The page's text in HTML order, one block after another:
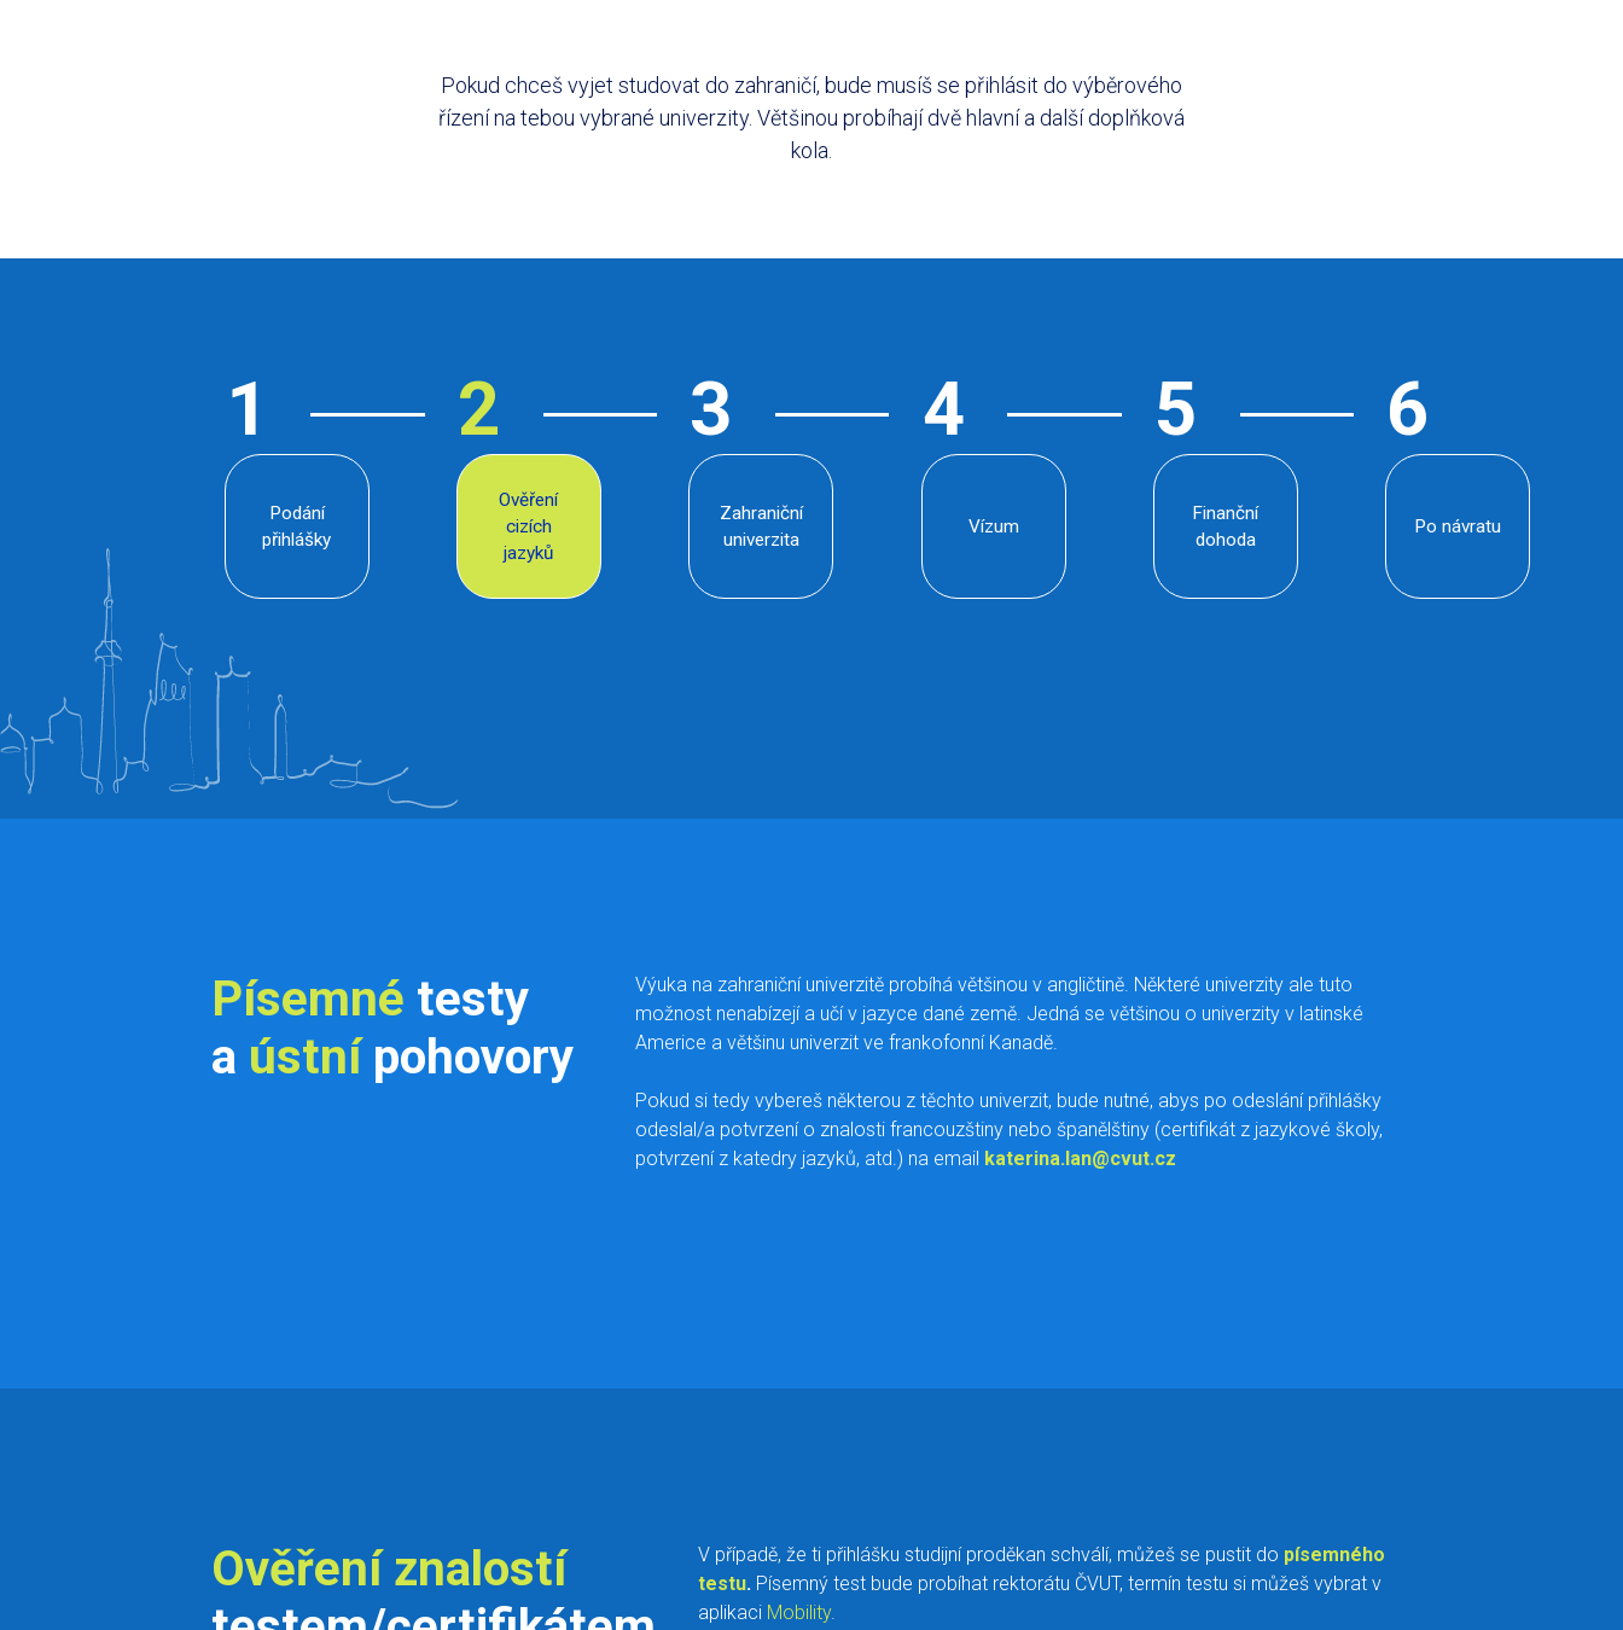
Pokud chceš vyjet studovat do zahraničí, bude musíš se přihlásit do výběrového
řízení na tebou vybrané univerzity. Většinou probíhají dvě hlavní a další doplňková
kola.
Podání
přihlášky
Ověření
cizích
jazyků
Zahraniční
univerzita
Vízum
Finanční
dohoda
Po návratu
Písemné testy
a ústnípohovory
Výuka na zahraniční univerzitě probíhá většinou v angličtině. Některé univerzity ale tuto
možnost nenabízejí a učí v jazyce dané země. Jedná se většinou o univerzity v latinské
Americe a většinu univerzit ve frankofonní Kanadě.
Pokud si tedy vybereš některou z těchto univerzit, bude nutné, abys po odeslání přihlášky
odeslal/a potvrzení o znalosti francouzštiny nebo španělštiny (certifikát z jazykové školy,
potvrzení z katedry jazyků, atd.) na email katerina.lan@cvut.cz
Ověření znalostí
V případě, že ti přihlášku studijní proděkan schválí, můžeš se pustit do písemného
testu. Písemný test bude probíhat rektorátu ČVUT, termín testu si můžeš vybrat v
aplikaci Mobility.